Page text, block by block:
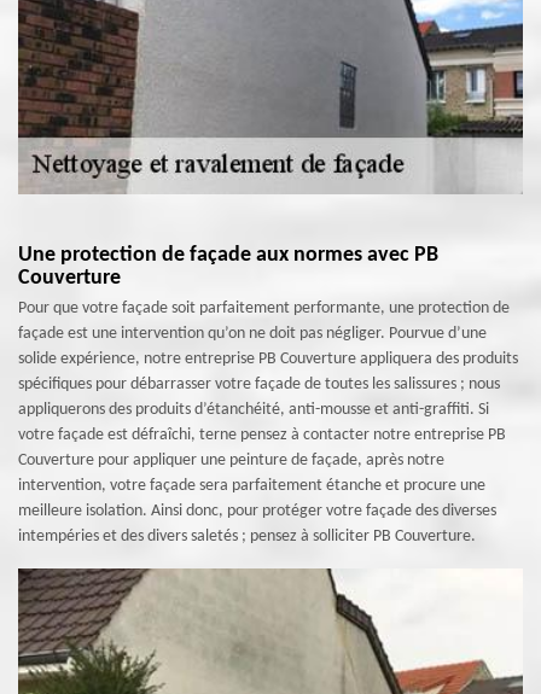
Une protection de façade aux normes avec PB
Couverture
Pour que votre façade soit parfaitement performante, une protection de
façade est une intervention qu’on ne doit pas négliger. Pourvue d’une
solide expérience, notre entreprise PB Couverture appliquera des produits
spécifiques pour débarrasser votre façade de toutes les salissures ; nous
appliquerons des produits d’étanchéité, anti-mousse et anti-graffiti. Si
votre façade est défraîchi, terne pensez à contacter notre entreprise PB
Couverture pour appliquer une peinture de façade, après notre
intervention, votre façade sera parfaitement étanche et procure une
meilleure isolation. Ainsi donc, pour protéger votre façade des diverses
intempéries et des divers saletés ; pensez à solliciter PB Couverture.